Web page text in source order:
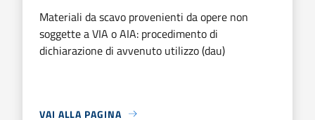
Materiali da scavo provenienti da opere non
soggette a VIA o AIA: procedimento di
dichiarazione di avvenuto utilizzo (dau)
VAI ALLA PAGINA